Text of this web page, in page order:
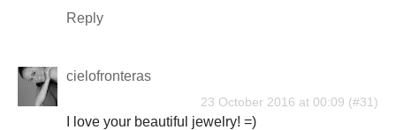
Reply
cielofronteras
23 October 2016 at 00:09
I love your beautiful jewelry! =)